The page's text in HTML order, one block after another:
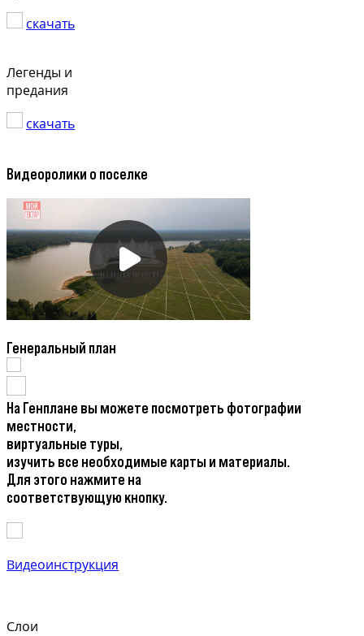
скачать
Легенды и
предания
скачать
Видеоролики о поселке
Генеральный план
На Генплане вы можете посмотреть фотографии
местности,
виртуальные туры,
изучить все необходимые карты и материалы.
Для этого нажмите на
соответствующую кнопку.
Видеоинструкция
Слои